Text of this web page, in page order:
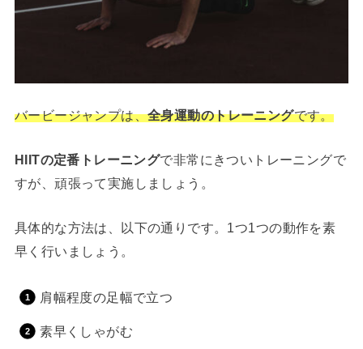
バービージャンプは、全身運動のトレーニングです。
HIITの定番トレーニングで非常にきついトレーニングで
すが、頑張って実施しましょう。
具体的な方法は、以下の通りです。1つ1つの動作を素
早く行いましょう。
肩幅程度の足幅で立つ
素早くしゃがむ